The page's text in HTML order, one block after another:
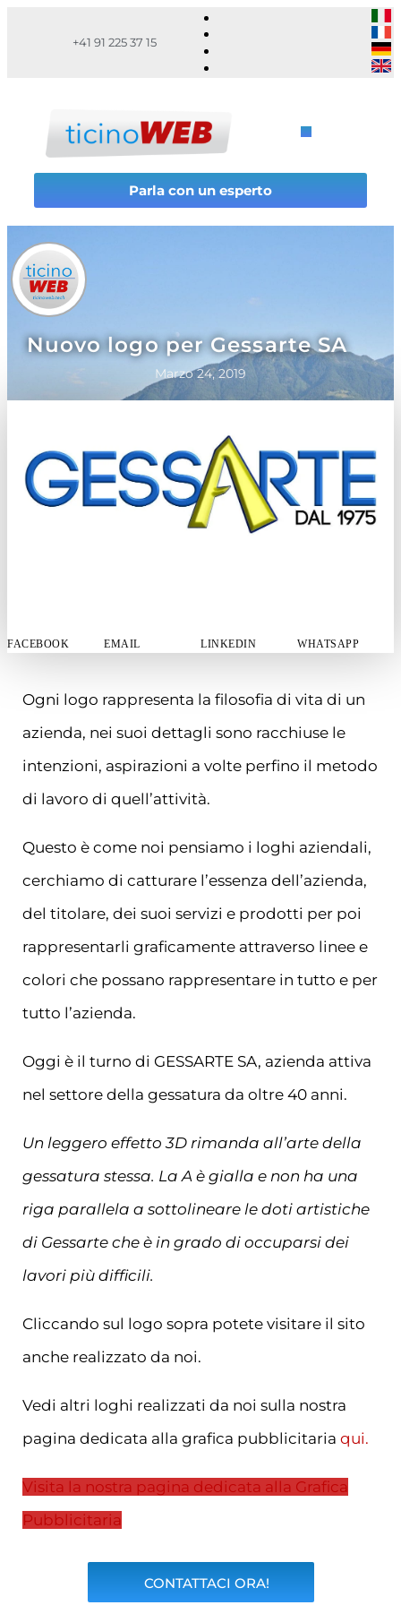
+41 91 225 37 15
Parla con un esperto
Nuovo logo per Gessarte SA
Marzo 24, 2019
FACEBOOK EMAIL LINKEDIN WHATSAPP
Ogni logo rappresenta la filosofia di vita di un
azienda, nei suoi dettagli sono racchiuse le
intenzioni, aspirazioni a volte perfino il metodo
di lavoro di quell’attività.
Questo è come noi pensiamo i loghi aziendali,
cerchiamo di catturare l’essenza dell’azienda,
del titolare, dei suoi servizi e prodotti per poi
rappresentarli graficamente attraverso linee e
colori che possano rappresentare in tutto e per
tutto l’azienda.
Oggi è il turno di GESSARTE SA, azienda attiva
nel settore della gessatura da oltre 40 anni.
Un leggero effetto 3D rimanda all’arte della
gessatura stessa. La A è gialla e non ha una
riga parallela a sottolineare le doti artistiche
di Gessarte che è in grado di occuparsi dei
lavori più difficili.
Cliccando sul logo sopra potete visitare il sito
anche realizzato da noi.
Vedi altri loghi realizzati da noi sulla nostra
pagina dedicata alla grafica pubblicitaria qui.
Visita la nostra pagina dedicata alla Grafica
Pubblicitaria
CONTATTACI ORA!